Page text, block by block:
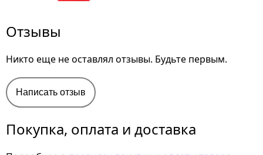
Отзывы
Никто еще не оставлял отзывы. Будьте первым.
Написать отзыв
Покупка, оплата и доставка